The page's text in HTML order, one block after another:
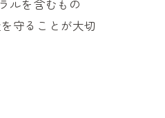
ルを含むもの
守ることが大切